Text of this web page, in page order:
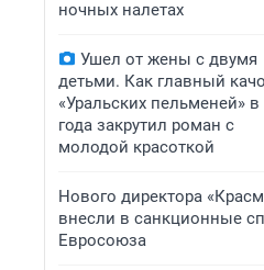
ночных налетах
Ушел от жены с двумя
детьми. Как главный
«Уральских пельменей» в
года закрутил роман с
молодой красоткой
Нового директора
внесли в санкционные
Евросоюза